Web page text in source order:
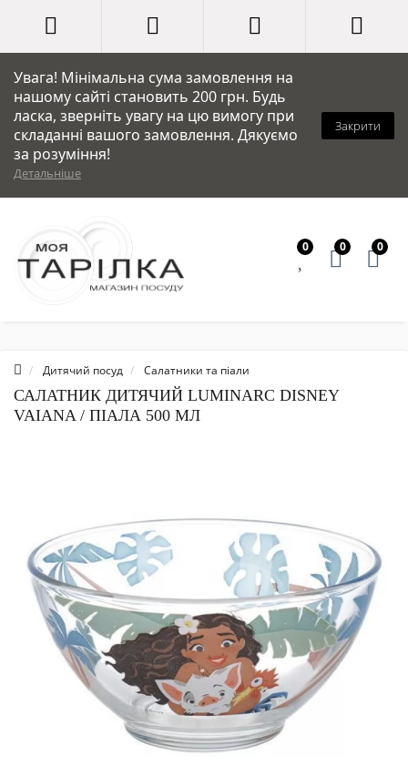
Увага! Мінімальна сума замовлення на
нашому сайті становить 200 грн. Будь
ласка, зверніть увагу на цю вимогу при
складанні вашого замовлення. Дякуємо
за розуміння!
Детальніше
Закрити
0 0 0
Дитячий посуд Салатники та піали
САЛАТНИК ДИТЯЧИЙ LUMINARC DISNEY
VAIANA / ПІАЛА 500 МЛ